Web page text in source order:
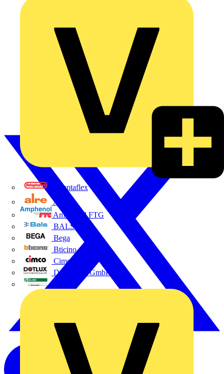
Adaptaflex
Alre
Amphenol FTG
BALS
Bega
Bticino
Cimco
DOTLUX GmbH